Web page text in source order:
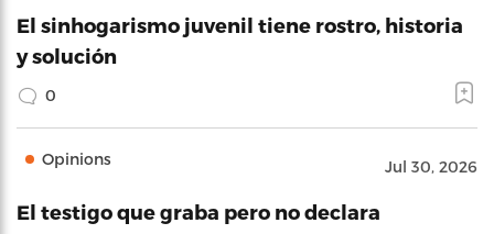
El sinhogarismo juvenil tiene rostro, historia
y solución
0
Opinions Jul 30, 2026
El testigo que graba pero no declara